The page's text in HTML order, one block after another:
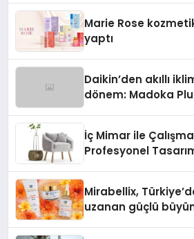
Marie Rose
yaptı
Daikin’den akıllı
dönem: Madoka
İç Mimar ile
Profesyonel
Mirabellix,
uzanan güçlü